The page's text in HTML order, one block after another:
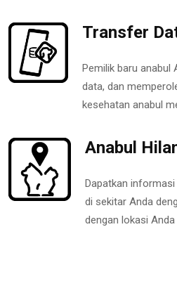
Transfer
Pemilik baru anabul
data, dan
kesehatan anabul
Anabul
Dapatkan
di sekitar Anda
dengan lokasi